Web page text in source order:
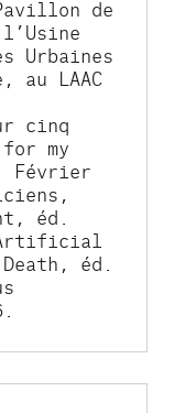
de
Urbaines
au LAAC
cinq
my
Février
éd.
Artificial
éd.